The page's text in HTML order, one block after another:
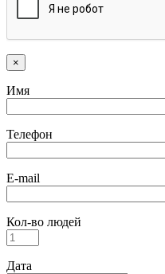
×
Имя
Телефон
E-mail
Кол-во людей
Дата